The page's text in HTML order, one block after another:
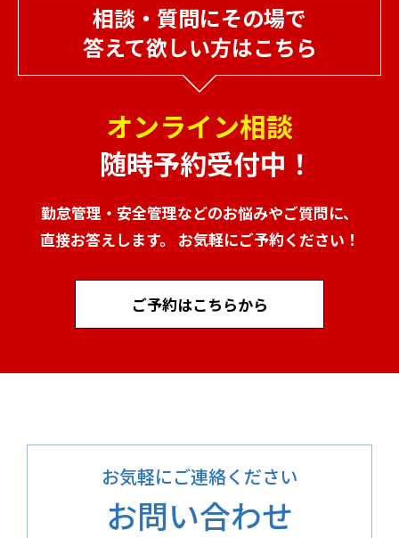
相談・質問にその場で
答えて欲しい方はこちら
オンライン相談
随時予約受付中！
勤怠管理・安全管理などのお悩みやご質問に、
直接お答えします。 お気軽にご予約ください！
ご予約はこちらから
お気軽にご連絡ください
お問い合わせ